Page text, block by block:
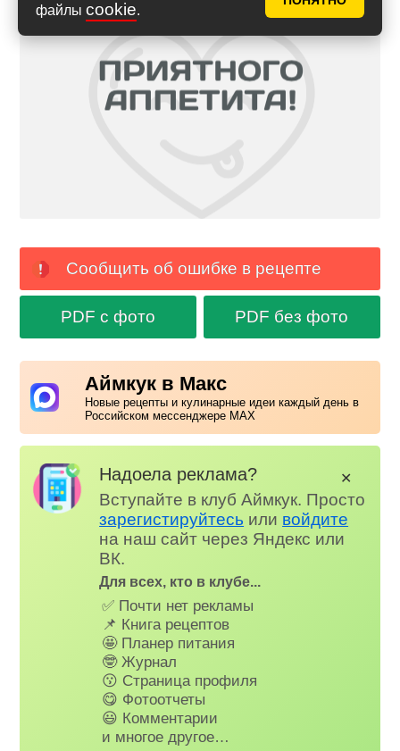
файлы cookie.
Сообщить об ошибке в рецепте
PDF с фото PDF без фото
Аймкук в Макс
Новые рецепты и кулинарные идеи каждый день в
Российском мессенджере MAX
Надоела реклама?
Вступайте в клуб Аймкук. Просто
зарегистируйтесь или войдите
на наш сайт через Яндекс или
ВК.
Для всех, кто в клубе...
✅ Почти нет рекламы
📌 Книга рецептов
🤩 Планер питания
🤓 Журнал
😗 Страница профиля
😋 Фотоотчеты
😃 Комментарии
и многое другое…
✕